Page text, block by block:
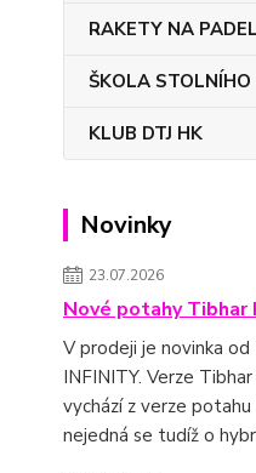
RAKETY NA PADEL
ŠKOLA STOLNÍHO
KLUB DTJ HK
Novinky
23.07.2026
Nové potahy Tibhar
V prodeji je novinka
INFINITY. Verze
vychází z verze
nejedná se tudíž o